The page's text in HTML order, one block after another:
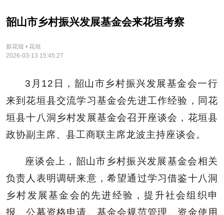
韶山市乡村振兴发展基金会来花垣考察
新花垣 • 花垣
2026-03-13 15:45:27
3月12日，韶山市乡村振兴发展基金会一行
来到花垣县交流学习基金会先进工作经验，同花
垣县十八洞乡村发展基金会召开座谈会，花垣县
政协副主席、县工商联主席龙波主持座谈会。
座谈会上，韶山市乡村振兴发展基金会相关
负责人表明调研来意，希望通过学习借鉴十八洞
乡村发展基金会的先进经验，提升社会组织申
报、公募资格申请、基金会规范管理、资金使用